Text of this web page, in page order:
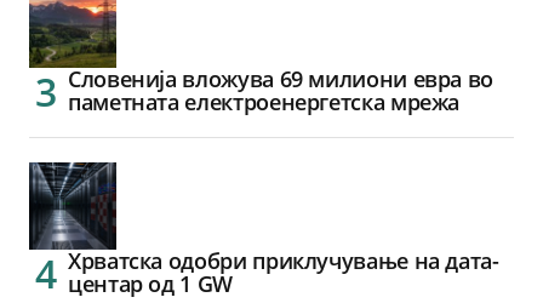
Словенија вложува 69 милиони евра во
паметната електроенергетска мрежа
Хрватска одобри приклучување на дата-
центар од 1 GW